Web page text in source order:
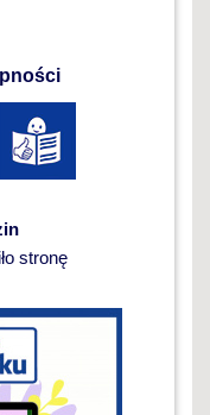
stronę